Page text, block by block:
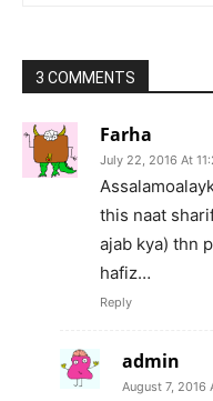
3 COMMENTS
Farha
July 22, 2016 At
this naat
ajab kya) thn
hafiz…
Reply
admin
August 7, 2016